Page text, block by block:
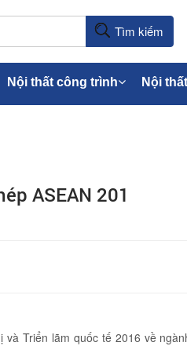
Tìm kiếm
Nội thất công trình Nội
ASEAN 201
Triển lãm quốc tế 2016 về